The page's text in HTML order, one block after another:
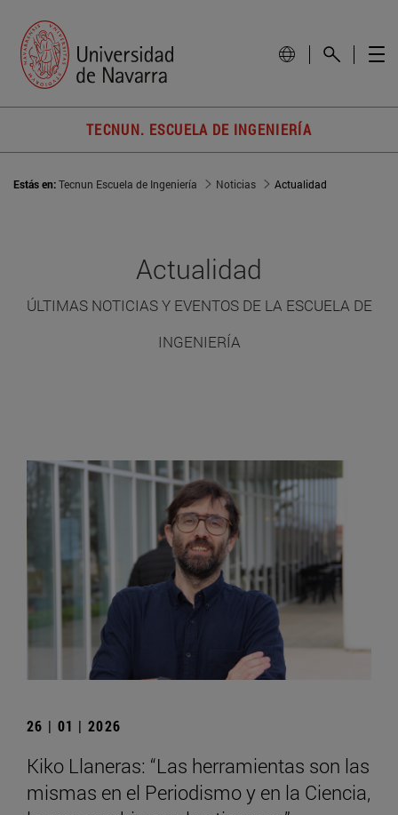
TECNUN. ESCUELA DE INGENIERÍA
Estás en:Tecnun Escuela de Ingeniería Noticias Actualidad
Actualidad
ÚLTIMAS NOTICIAS Y EVENTOS DE LA ESCUELA DE
INGENIERÍA
26 | 01 | 2026
Kiko Llaneras: “Las herramientas son las
mismas en el Periodismo y en la Ciencia,